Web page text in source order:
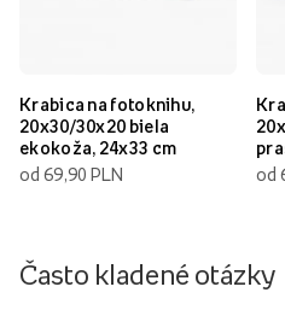
Krabica na fotoknihu,
20x30/30x20 biela
ekokoža, 24x33 cm
od 69,90 PLN
od
Často kladené otázky